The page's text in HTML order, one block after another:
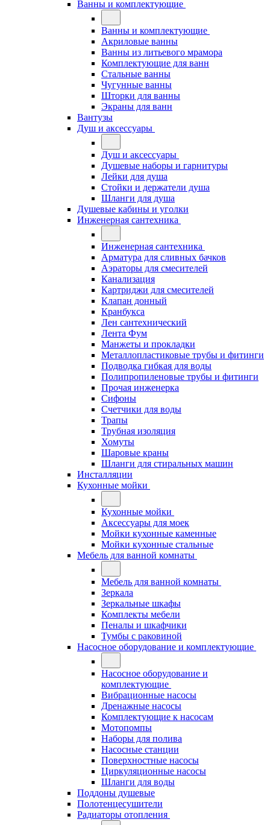
Ванны и комплектующие
Ванны и комплектующие
Акриловые ванны
Ванны из литьевого мрамора
Комплектующие для ванн
Стальные ванны
Чугунные ванны
Шторки для ванны
Экраны для ванн
Вантузы
Душ и аксессуары
Душ и аксессуары
Душевые наборы и гарнитуры
Лейки для душа
Стойки и держатели душа
Шланги для душа
Душевые кабины и уголки
Инженерная сантехника
Инженерная сантехника
Арматура для сливных бачков
Аэраторы для смесителей
Канализация
Картриджи для смесителей
Клапан донный
Кранбукса
Лен сантехнический
Лента Фум
Манжеты и прокладки
Металлопластиковые трубы и фитинги
Подводка гибкая для воды
Полипропиленовые трубы и фитинги
Прочая инженерка
Сифоны
Счетчики для воды
Трапы
Трубная изоляция
Хомуты
Шаровые краны
Шланги для стиральных машин
Инсталляции
Кухонные мойки
Кухонные мойки
Аксессуары для моек
Мойки кухонные каменные
Мойки кухонные стальные
Мебель для ванной комнаты
Мебель для ванной комнаты
Зеркала
Зеркальные шкафы
Комплекты мебели
Пеналы и шкафчики
Тумбы с раковиной
Насосное оборудование и комплектующие
Насосное оборудование и
комплектующие
Вибрационные насосы
Дренажные насосы
Комплектующие к насосам
Мотопомпы
Наборы для полива
Насосные станции
Поверхностные насосы
Циркуляционные насосы
Шланги для воды
Поддоны душевые
Полотенцесушители
Радиаторы отопления